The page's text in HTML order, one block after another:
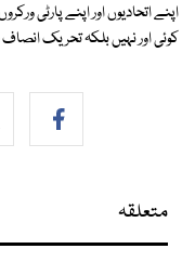
اپنے اتحادیوں اور اپنے پارٹی
کوئی اور نہیں بلکہ تحریک
متعلقہ